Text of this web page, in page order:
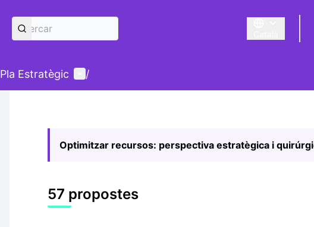
Triar la llengua
Pla Estratègic Menú d'usuari
/
Optimitzar recursos: perspectiva estratègica i
57 propostes